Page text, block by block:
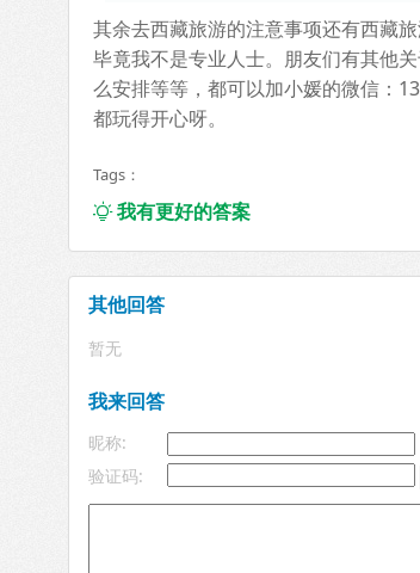
其余去西藏旅游的注意事项还有西藏
毕竟我不是专业人士。朋友们有其他
么安排等等，都可以加小媛的微信：
都玩得开心呀。
Tags：
我有更好的答案
其他回答
暂无
我来回答
昵称:
验证码: